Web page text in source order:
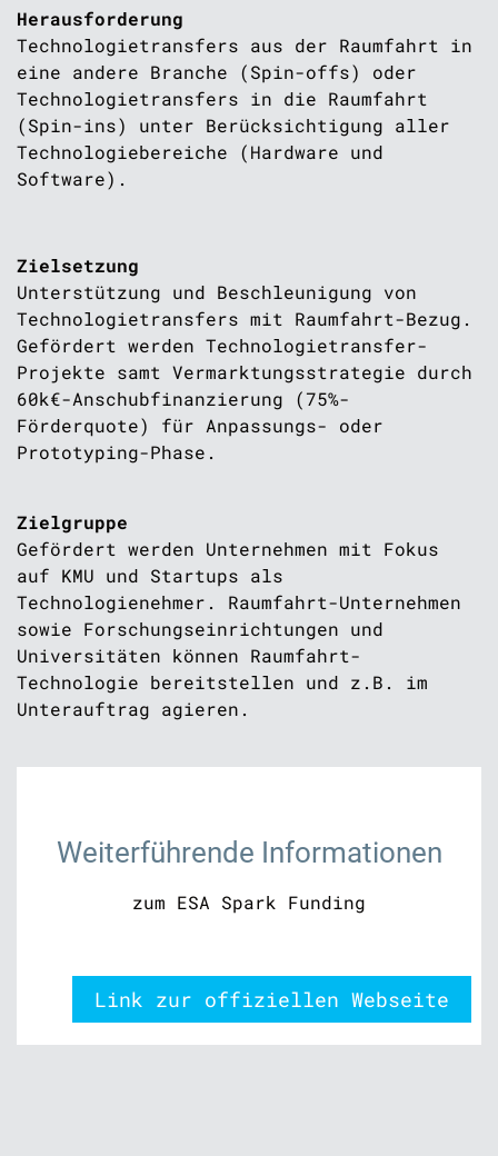
Herausforderung
Technologietransfers aus der Raumfahrt in
eine andere Branche (Spin-offs) oder
Technologietransfers in die Raumfahrt
(Spin-ins) unter Berücksichtigung aller
Technologiebereiche (Hardware und
Software).
Zielsetzung
Unterstützung und Beschleunigung von
Technologietransfers mit Raumfahrt-Bezug.
Gefördert werden Technologietransfer-
Projekte samt Vermarktungsstrategie durch
60k€-Anschubfinanzierung (75%-
Förderquote) für Anpassungs- oder
Prototyping-Phase.
Zielgruppe
Gefördert werden Unternehmen mit Fokus
auf KMU und Startups als
Technologienehmer. Raumfahrt-Unternehmen
sowie Forschungseinrichtungen und
Universitäten können Raumfahrt-
Technologie bereitstellen und z.B. im
Unterauftrag agieren.
Weiterführende Informationen
zum ESA Spark Funding
Link zur offiziellen Webseite